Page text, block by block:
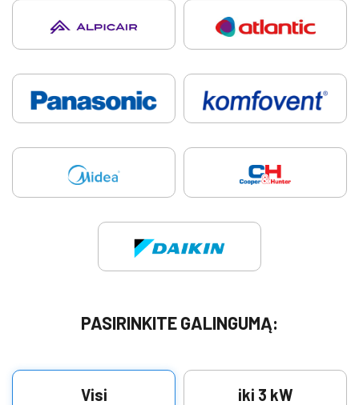
PASIRINKITE GALINGUMĄ:
Visi iki 3 kW